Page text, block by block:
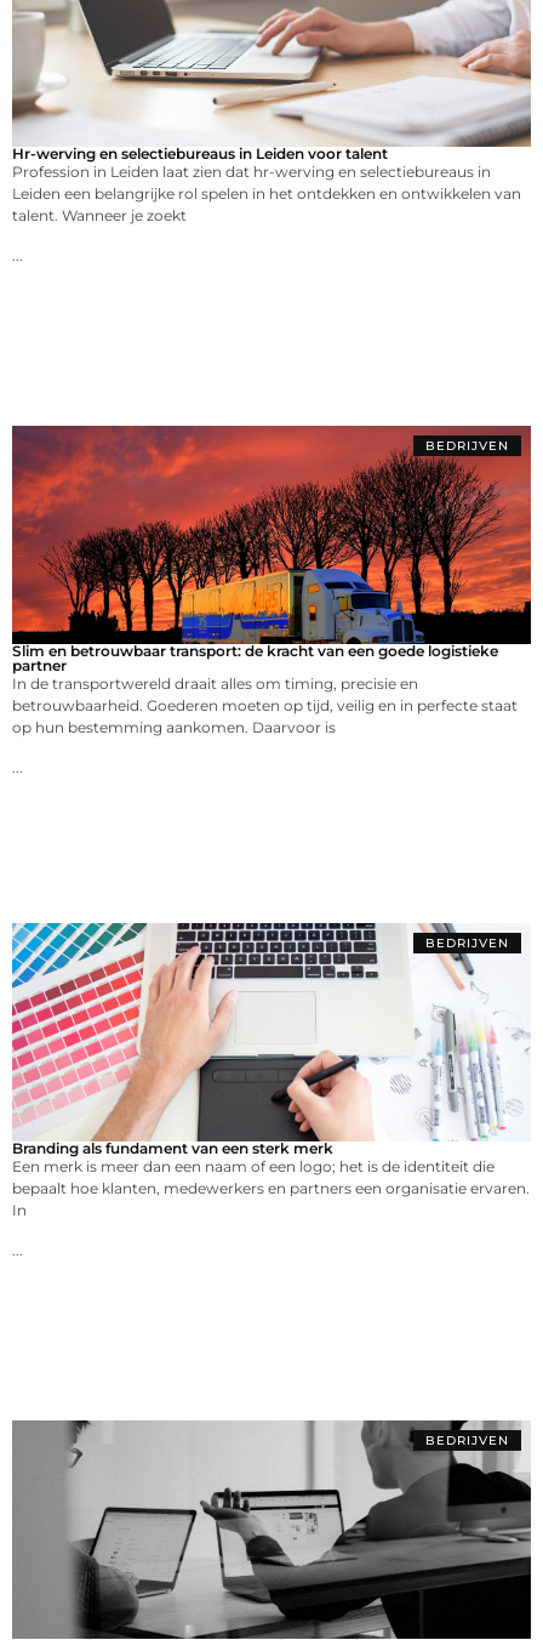
Hr-werving en selectiebureaus in Leiden voor talent
Profession in Leiden laat zien dat hr-werving en selectiebureaus in
Leiden een belangrijke rol spelen in het ontdekken en ontwikkelen van
talent. Wanneer je zoekt
BEDRIJVEN
Slim en betrouwbaar transport: de kracht van een goede logistieke
partner
In de transportwereld draait alles om timing, precisie en
betrouwbaarheid. Goederen moeten op tijd, veilig en in perfecte staat
op hun bestemming aankomen. Daarvoor is
BEDRIJVEN
Branding als fundament van een sterk merk
Een merk is meer dan een naam of een logo; het is de identiteit die
bepaalt hoe klanten, medewerkers en partners een organisatie ervaren.
In
BEDRIJVEN